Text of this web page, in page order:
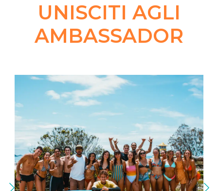
UNISCITI AGLI
AMBASSADOR